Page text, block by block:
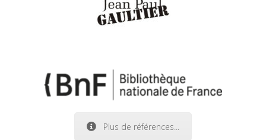
Plus de références...